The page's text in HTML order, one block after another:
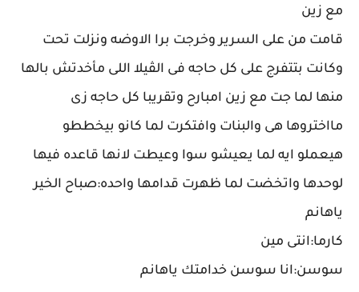
مع زين
قامت من على السرير وخرجت برا الاوضه ونزلت تحت
وكانت بتتفرج على كل حاجه فى الڤيلا اللى مأخدتش بالها
منها لما جت مع زين امبارح وتقريبا كل حاجه زى
مااختروها هى والبنات وافتكرت لما كانو بيخططو
هيعملو ايه لما يعيشو سوا وعيطت لانها قاعده فيها
لوحدها واتخضت لما ظهرت قدامها واحده:صباح الخير
ياهانم
كارما:انتى مين
سوسن:انا سوسن خدامتك ياهانم